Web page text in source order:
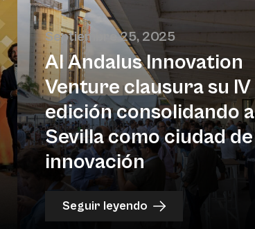
Septiembre 25, 2025
Al Andalus Innovation
Venture clausura su IV
edición consolidando a
Sevilla como ciudad de
innovación
Seguir leyendo